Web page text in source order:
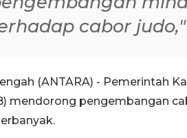
cabor judo,"
(ANTARA) - Pemerintah
mendorong pengembangan